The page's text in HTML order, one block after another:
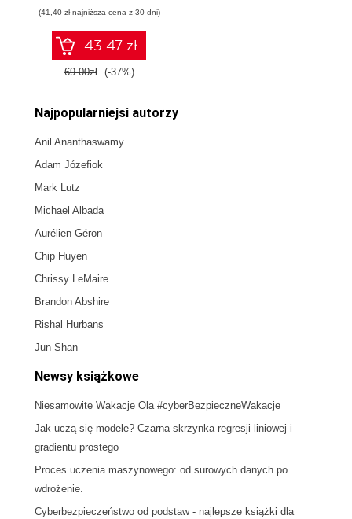
współczesnej
sztucznej
inteligencji
(41,40 zł najniższa cena z 30 dni)
43.47 zł
69.00zł (-37%)
Najpopularniejsi autorzy
Anil Ananthaswamy
Adam Józefiok
Mark Lutz
Michael Albada
Aurélien Géron
Chip Huyen
Chrissy LeMaire
Brandon Abshire
Rishal Hurbans
Jun Shan
Newsy książkowe
Niesamowite Wakacje Ola #cyberBezpieczneWakacje
Jak uczą się modele? Czarna skrzynka regresji liniowej i
gradientu prostego
Proces uczenia maszynowego: od surowych danych po
wdrożenie.
Cyberbezpieczeństwo od podstaw - najlepsze książki dla